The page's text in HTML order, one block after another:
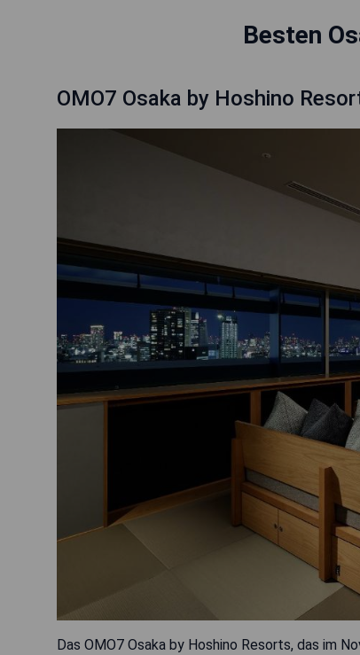
Besten
OMO7 Osaka by Hoshino
Das OMO7 Osaka by Hoshino Resorts, das im